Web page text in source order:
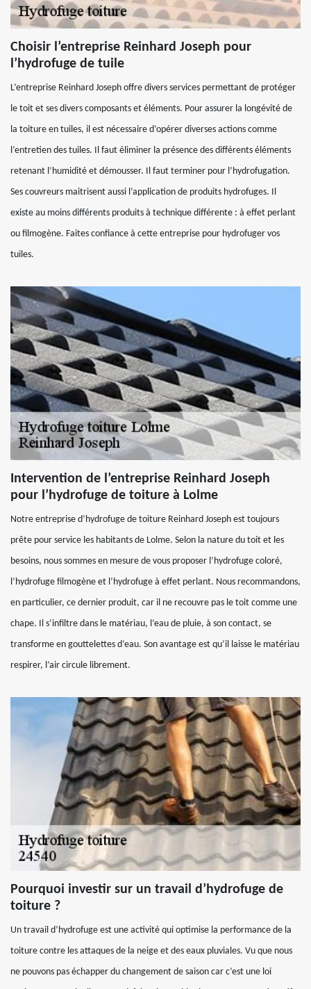
Choisir l’entreprise Reinhard Joseph pour
l’hydrofuge de tuile
L’entreprise Reinhard Joseph offre divers services permettant de protéger
le toit et ses divers composants et éléments. Pour assurer la longévité de
la toiture en tuiles, il est nécessaire d’opérer diverses actions comme
l’entretien des tuiles. Il faut éliminer la présence des différents éléments
retenant l’humidité et démousser. Il faut terminer pour l’hydrofugation.
Ses couvreurs maitrisent aussi l’application de produits hydrofuges. Il
existe au moins différents produits à technique différente : à effet perlant
ou filmogène. Faites confiance à cette entreprise pour hydrofuger vos
tuiles.
Intervention de l’entreprise Reinhard Joseph
pour l’hydrofuge de toiture à Lolme
Notre entreprise d’hydrofuge de toiture Reinhard Joseph est toujours
prête pour service les habitants de Lolme. Selon la nature du toit et les
besoins, nous sommes en mesure de vous proposer l’hydrofuge coloré,
l’hydrofuge filmogène et l’hydrofuge à effet perlant. Nous recommandons,
en particulier, ce dernier produit, car il ne recouvre pas le toit comme une
chape. Il s’infiltre dans le matériau, l’eau de pluie, à son contact, se
transforme en gouttelettes d’eau. Son avantage est qu’il laisse le matériau
respirer, l’air circule librement.
Pourquoi investir sur un travail d’hydrofuge de
toiture ?
Un travail d’hydrofuge est une activité qui optimise la performance de la
toiture contre les attaques de la neige et des eaux pluviales. Vu que nous
ne pouvons pas échapper du changement de saison car c’est une loi